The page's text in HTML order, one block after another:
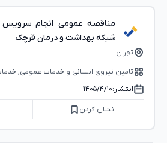
مناقصه عمومی انجام سرویس
شبکه بهداشت و درمان قرچک
تهران
تامین نیروی انسانی و خدمات عمومی,
ذهاب، خدمات پستی
انتشار:۱۴۰۵/۴/۱۰
نشان کردن